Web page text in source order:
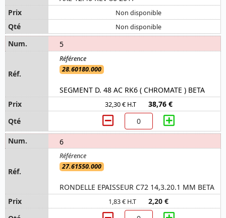
Non disponible
Non disponible
5
28.60180.000
SEGMENT D. 48 AC RK6 ( CHROMATE ) BETA
32,30 € H.T 38,76 €
6
27.61550.000
RONDELLE EPAISSEUR C72 14,3.20.1 MM BETA
1,83 € H.T 2,20 €